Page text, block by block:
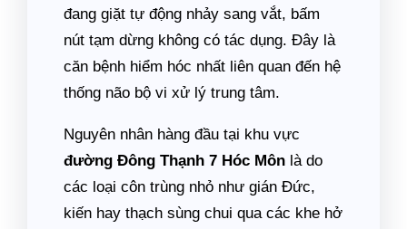
đang giặt tự động nhảy sang vắt, bấm
nút tạm dừng không có tác dụng. Đây là
căn bệnh hiểm hóc nhất liên quan đến hệ
thống não bộ vi xử lý trung tâm.
Nguyên nhân hàng đầu tại khu vực
đường Đông Thạnh 7 Hóc Môn là do
các loại côn trùng nhỏ như gián Đức,
kiến hay thạch sùng chui qua các khe hở